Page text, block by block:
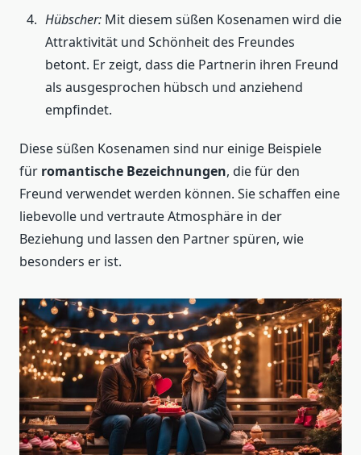
Hübscher: Mit diesem süßen Kosenamen wird die
Attraktivität und Schönheit des Freundes
betont. Er zeigt, dass die Partnerin ihren Freund
als ausgesprochen hübsch und anziehend
empfindet.
Diese süßen Kosenamen sind nur einige Beispiele
für romantische Bezeichnungen, die für den
Freund verwendet werden können. Sie schaffen eine
liebevolle und vertraute Atmosphäre in der
Beziehung und lassen den Partner spüren, wie
besonders er ist.